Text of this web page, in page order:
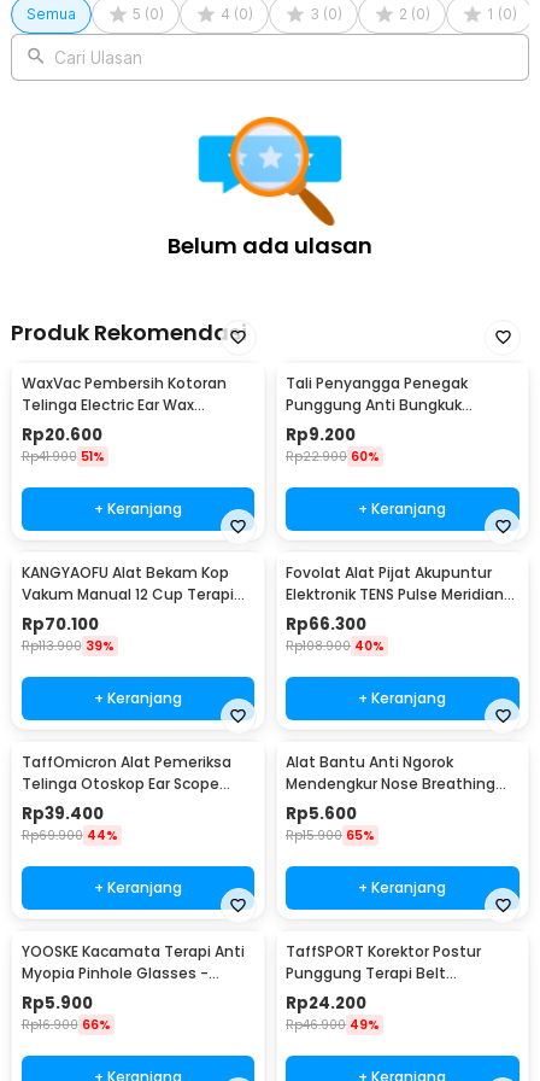
Semua 5 (0) 4 (0) 3 (0) 2 (0) 1 (0)
Cari Ulasan
Belum ada ulasan
Produk Rekomendasi
WaxVac Pembersih Kotoran
Telinga Electric Ear Wax
Vacuum Silicon Tip - 682
Rp20.600
Rp41.900 51%
+ Keranjang
Tali Penyangga Penegak
Punggung Anti Bungkuk
Posture Corrector Size S
Rp9.200
Rp22.900 60%
+ Keranjang
KANGYAOFU Alat Bekam Kop
Vakum Manual 12 Cup Terapi
Cupping Set - KN12
Rp70.100
Rp113.900 39%
+ Keranjang
Fovolat Alat Pijat Akupuntur
Elektronik TENS Pulse Meridian
Massager - SY-D2-116
Rp66.300
Rp108.900 40%
+ Keranjang
TaffOmicron Alat Pemeriksa
Telinga Otoskop Ear Scope
with LED Light - KT-GF08HA
Rp39.400
Rp69.900 44%
+ Keranjang
Alat Bantu Anti Ngorok
Mendengkur Nose Breathing
Stop Snoring 4 PCS
Rp5.600
Rp15.900 65%
+ Keranjang
YOOSKE Kacamata Terapi Anti
Myopia Pinhole Glasses -
D11301
Rp5.900
Rp16.900 66%
+ Keranjang
TaffSPORT Korektor Postur
Punggung Terapi Belt
Magnetic L - T025
Rp24.200
Rp46.900 49%
+ Keranjang